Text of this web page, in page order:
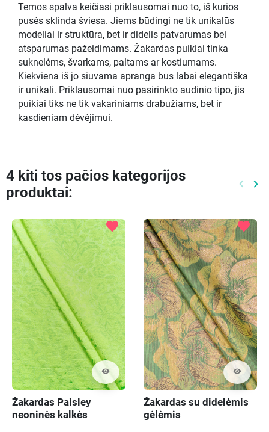
Temos spalva keičiasi priklausomai nuo to, iš kurios
pusės sklinda šviesa. Jiems būdingi ne tik unikalūs
modeliai ir struktūra, bet ir didelis patvarumas bei
atsparumas pažeidimams. Žakardas puikiai tinka
suknelėms, švarkams, paltams ar kostiumams.
Kiekviena iš jo siuvama apranga bus labai elegantiška
ir unikali. Priklausomai nuo pasirinkto audinio tipo, jis
puikiai tiks ne tik vakariniams drabužiams, bet ir
kasdieniam dėvėjimui.
4 kiti tos pačios kategorijos
produktai:
keyboard_arrow_left keyboard_arrow_right
visibility
favorite
Žakardas Paisley
neoninės kalkės
visibility
favorite
Žakardas su didelėmis
gėlėmis